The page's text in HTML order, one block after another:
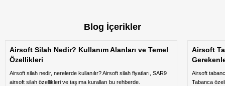
Blog İçerikler
Airsoft Silah Nedir? Kullanım Alanları ve Temel
Özellikleri
Airsoft silah nedir, nerelerde kullanılır? Airsoft silah fiyatları, SAR9
airsoft silah özellikleri ve taşıma kuralları bu rehberde.
Airsoft
Airsoft
Tabanca